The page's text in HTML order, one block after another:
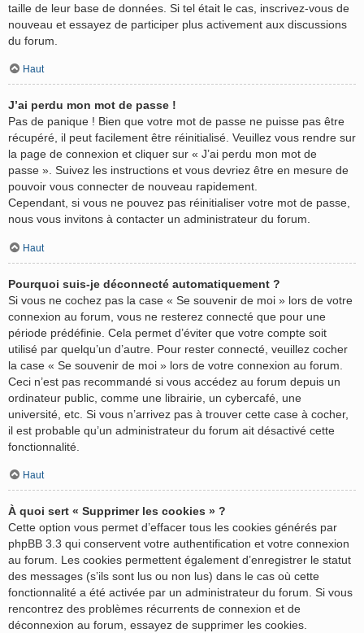
taille de leur base de données. Si tel était le cas, inscrivez-vous de
nouveau et essayez de participer plus activement aux discussions
du forum.
Haut
J’ai perdu mon mot de passe !
Pas de panique ! Bien que votre mot de passe ne puisse pas être
récupéré, il peut facilement être réinitialisé. Veuillez vous rendre sur
la page de connexion et cliquer sur « J’ai perdu mon mot de
passe ». Suivez les instructions et vous devriez être en mesure de
pouvoir vous connecter de nouveau rapidement.
Cependant, si vous ne pouvez pas réinitialiser votre mot de passe,
nous vous invitons à contacter un administrateur du forum.
Haut
Pourquoi suis-je déconnecté automatiquement ?
Si vous ne cochez pas la case « Se souvenir de moi » lors de votre
connexion au forum, vous ne resterez connecté que pour une
période prédéfinie. Cela permet d’éviter que votre compte soit
utilisé par quelqu’un d’autre. Pour rester connecté, veuillez cocher
la case « Se souvenir de moi » lors de votre connexion au forum.
Ceci n’est pas recommandé si vous accédez au forum depuis un
ordinateur public, comme une librairie, un cybercafé, une
université, etc. Si vous n’arrivez pas à trouver cette case à cocher,
il est probable qu’un administrateur du forum ait désactivé cette
fonctionnalité.
Haut
À quoi sert « Supprimer les cookies » ?
Cette option vous permet d’effacer tous les cookies générés par
phpBB 3.3 qui conservent votre authentification et votre connexion
au forum. Les cookies permettent également d’enregistrer le statut
des messages (s’ils sont lus ou non lus) dans le cas où cette
fonctionnalité a été activée par un administrateur du forum. Si vous
rencontrez des problèmes récurrents de connexion et de
déconnexion au forum, essayez de supprimer les cookies.